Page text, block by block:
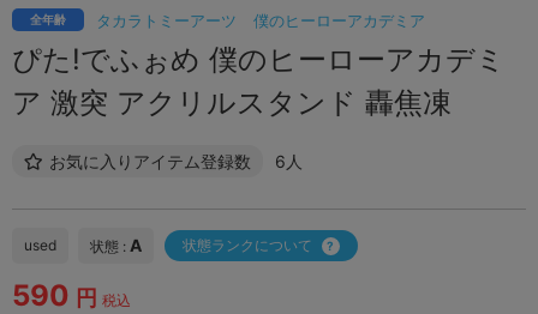
タカラトミーアーツ 僕のヒーローアカデミア
全年齢
ぴた!でふぉめ 僕のヒーローアカデミ
ア 激突 アクリルスタンド 轟焦凍
お気に入りアイテム登録数 6人
used 状態 : A 状態ランクについて
590 円 税込